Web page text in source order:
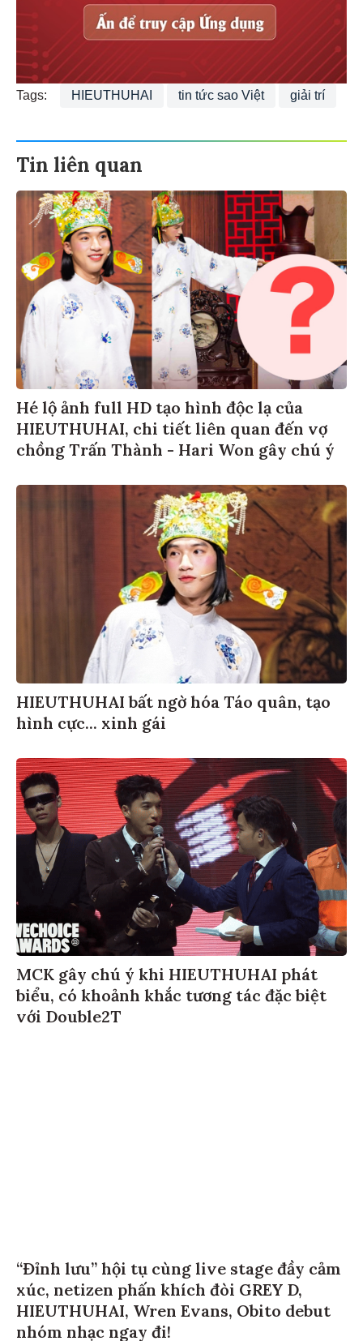
Tags: HIEUTHUHAI tin tức sao Việt giải trí
Tin liên quan
Hé lộ ảnh full HD tạo hình độc lạ của
HIEUTHUHAI, chi tiết liên quan đến vợ
chồng Trấn Thành - Hari Won gây chú ý
HIEUTHUHAI bất ngờ hóa Táo quân, tạo
hình cực... xinh gái
MCK gây chú ý khi HIEUTHUHAI phát
biểu, có khoảnh khắc tương tác đặc biệt
với Double2T
“Đỉnh lưu” hội tụ cùng live stage đầy cảm
xúc, netizen phấn khích đòi GREY D,
HIEUTHUHAI, Wren Evans, Obito debut
nhóm nhạc ngay đi!